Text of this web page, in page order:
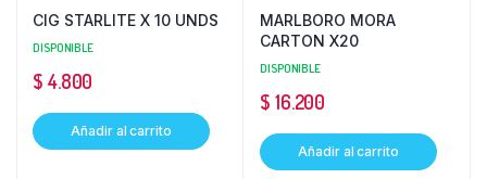
CIG STARLITE X 10 UNDS
DISPONIBLE
$ 4.800
Añadir al carrito
MARLBORO MORA
CARTON X20
DISPONIBLE
$ 16.200
Añadir al carrito